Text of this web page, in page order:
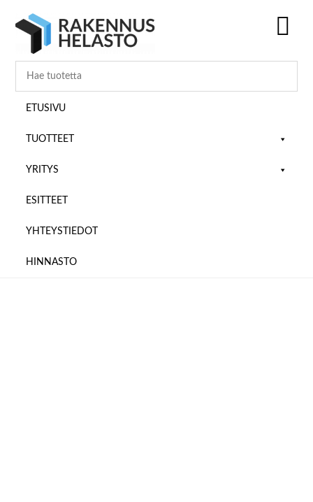
pääsisältöön
ensisijaiseen
alatunnisteeseen
ETUSIVU
TUOTTEET
YRITYS
ESITTEET
YHTEYSTIEDOT
HINNASTO